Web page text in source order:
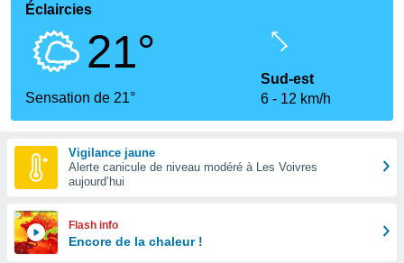
Éclaircies
21°
Sensation de 21°
Sud-est
6
12 km/h
Vigilance jaune
Alerte canicule de niveau modéré à Les Voivres
aujourd’hui
Flash info
Encore de la chaleur !